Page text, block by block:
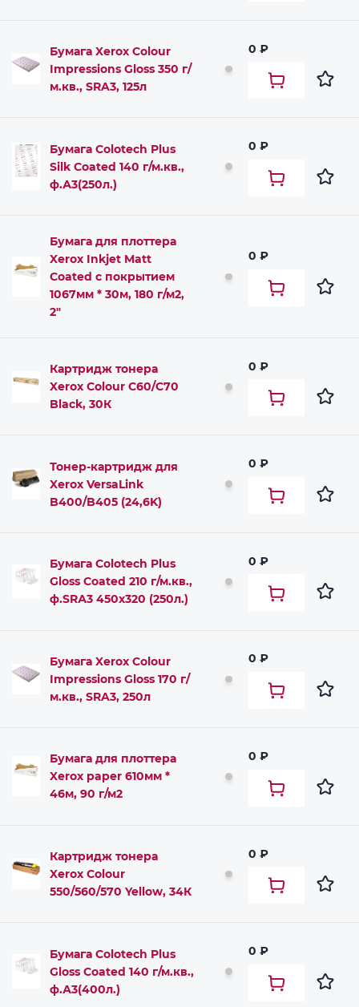
Бумага Xerox Colour
Impressions Gloss 350 г/
м.кв., SRA3, 125л
0 ₽
Бумага Colotech Plus
Silk Coated 140 г/м.кв.,
ф.А3(250л.)
0 ₽
Бумага для плоттера
Xerox Inkjet Matt
Coated с покрытием
1067мм * 30м, 180 г/м2,
2"
0 ₽
Картридж тонера
Xerox Colour С60/С70
Black, 30К
0 ₽
Тонер-картридж для
Xerox VersaLink
B400/B405 (24,6K)
0 ₽
Бумага Colotech Plus
Gloss Coated 210 г/м.кв.,
ф.SRА3 450х320 (250л.)
0 ₽
Бумага Xerox Colour
Impressions Gloss 170 г/
м.кв., SRA3, 250л
0 ₽
Бумага для плоттера
Xerox paper 610мм *
46м, 90 г/м2
0 ₽
Картридж тонера
Xerox Colour
550/560/570 Yellow, 34К
0 ₽
Бумага Colotech Plus
Gloss Coated 140 г/м.кв.,
ф.А3(400л.)
0 ₽